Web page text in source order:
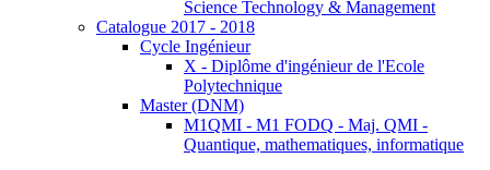
Science Technology & Management
Catalogue 2017 - 2018
Cycle Ingénieur
X - Diplôme d'ingénieur de l'Ecole
Polytechnique
Master (DNM)
M1QMI - M1 FODQ - Maj. QMI -
Quantique, mathematiques, informatique